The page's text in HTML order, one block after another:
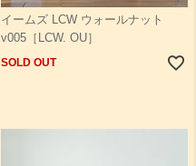
イームズ LCW ウォールナット
v005［LCW. OU］
SOLD OUT